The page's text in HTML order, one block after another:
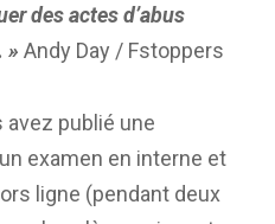
des actes d’abus
» Andy Day / Fstoppers
avez publié une
examen en interne et
ligne (pendant deux